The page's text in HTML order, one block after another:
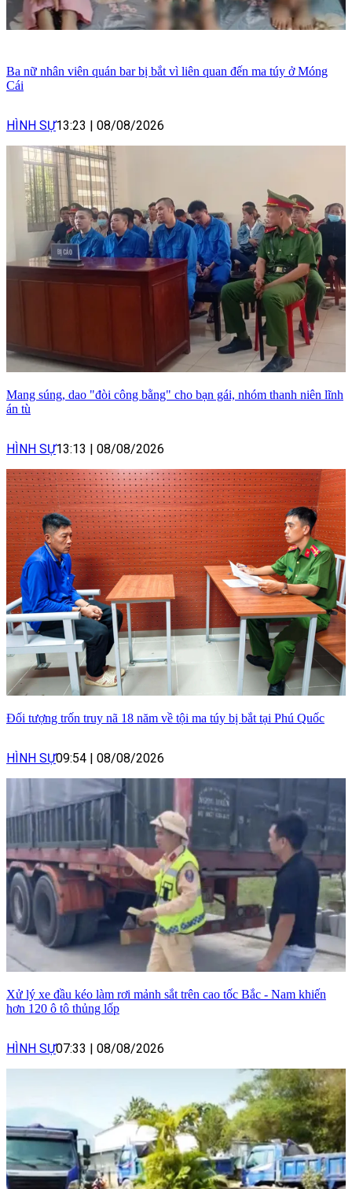
Ba nữ nhân viên quán bar bị bắt vì liên quan đến ma túy ở Móng
Cái
HÌNH SỰ13:23 08/08/2026
Mang súng, dao "đòi công bằng" cho bạn gái, nhóm thanh niên lĩnh
án tù
HÌNH SỰ13:13 08/08/2026
Đối tượng trốn truy nã 18 năm về tội ma túy bị bắt tại Phú Quốc
HÌNH SỰ09:54 08/08/2026
Xử lý xe đầu kéo làm rơi mảnh sắt trên cao tốc Bắc - Nam khiến
hơn 120 ô tô thủng lốp
HÌNH SỰ07:33 | 08/08/2026